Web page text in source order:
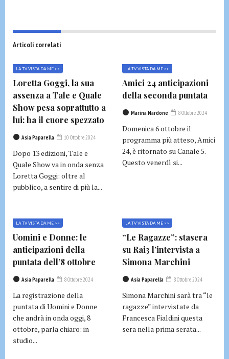
Articoli correlati
LA TV VISTA DA ME >>
Loretta Goggi, la sua
assenza a Tale e Quale
Show pesa soprattutto a
lui: ha il cuore spezzato
Asia Paparella 10 Ottobre 2024
Dopo 13 edizioni, Tale e
Quale Show va in onda senza
Loretta Goggi: oltre al
pubblico, a sentire di più la...
LA TV VISTA DA ME >>
Amici 24 anticipazioni
della seconda puntata
Marina Nardone 8 Ottobre 2024
Domenica 6 ottobre il
programma più atteso, Amici
24, è ritornato su Canale 5.
Questo venerdì si...
LA TV VISTA DA ME >>
Uomini e Donne: le
anticipazioni della
puntata dell’8 ottobre
Asia Paparella 8 Ottobre 2024
La registrazione della
puntata di Uomini e Donne
che andrà in onda oggi, 8
ottobre, parla chiaro: in
studio...
LA TV VISTA DA ME >>
“Le Ragazze”: stasera
su Rai3 l’intervista a
Simona Marchini
Asia Paparella 8 Ottobre 2024
Simona Marchini sarà tra “le
ragazze” intervistate da
Francesca Fialdini questa
sera nella prima serata...